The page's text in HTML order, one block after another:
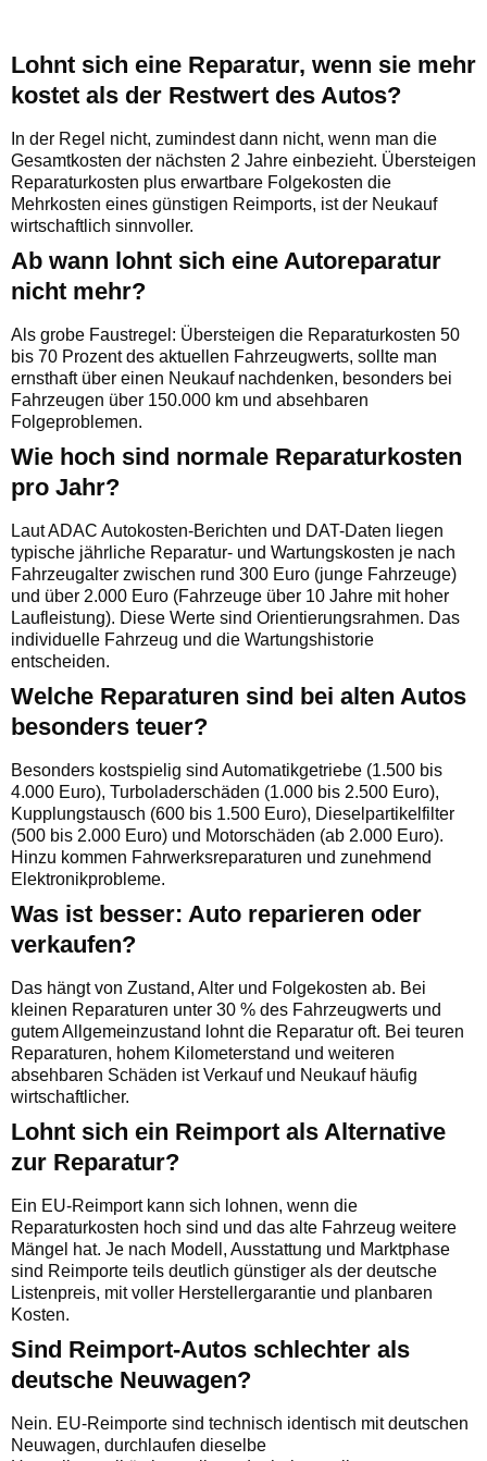
Lohnt sich eine Reparatur, wenn sie mehr
kostet als der Restwert des Autos?
In der Regel nicht, zumindest dann nicht, wenn man die
Gesamtkosten der nächsten 2 Jahre einbezieht. Übersteigen
Reparaturkosten plus erwartbare Folgekosten die
Mehrkosten eines günstigen Reimports, ist der Neukauf
wirtschaftlich sinnvoller.
Ab wann lohnt sich eine Autoreparatur
nicht mehr?
Als grobe Faustregel: Übersteigen die Reparaturkosten 50
bis 70 Prozent des aktuellen Fahrzeugwerts, sollte man
ernsthaft über einen Neukauf nachdenken, besonders bei
Fahrzeugen über 150.000 km und absehbaren
Folgeproblemen.
Wie hoch sind normale Reparaturkosten
pro Jahr?
Laut ADAC Autokosten-Berichten und DAT-Daten liegen
typische jährliche Reparatur- und Wartungskosten je nach
Fahrzeugalter zwischen rund 300 Euro (junge Fahrzeuge)
und über 2.000 Euro (Fahrzeuge über 10 Jahre mit hoher
Laufleistung). Diese Werte sind Orientierungsrahmen. Das
individuelle Fahrzeug und die Wartungshistorie
entscheiden.
Welche Reparaturen sind bei alten Autos
besonders teuer?
Besonders kostspielig sind Automatikgetriebe (1.500 bis
4.000 Euro), Turboladerschäden (1.000 bis 2.500 Euro),
Kupplungstausch (600 bis 1.500 Euro), Dieselpartikelfilter
(500 bis 2.000 Euro) und Motorschäden (ab 2.000 Euro).
Hinzu kommen Fahrwerksreparaturen und zunehmend
Elektronikprobleme.
Was ist besser: Auto reparieren oder
verkaufen?
Das hängt von Zustand, Alter und Folgekosten ab. Bei
kleinen Reparaturen unter 30 % des Fahrzeugwerts und
gutem Allgemeinzustand lohnt die Reparatur oft. Bei teuren
Reparaturen, hohem Kilometerstand und weiteren
absehbaren Schäden ist Verkauf und Neukauf häufig
wirtschaftlicher.
Lohnt sich ein Reimport als Alternative
zur Reparatur?
Ein EU-Reimport kann sich lohnen, wenn die
Reparaturkosten hoch sind und das alte Fahrzeug weitere
Mängel hat. Je nach Modell, Ausstattung und Marktphase
sind Reimporte teils deutlich günstiger als der deutsche
Listenpreis, mit voller Herstellergarantie und planbaren
Kosten.
Sind Reimport-Autos schlechter als
deutsche Neuwagen?
Nein. EU-Reimporte sind technisch identisch mit deutschen
Neuwagen, durchlaufen dieselbe